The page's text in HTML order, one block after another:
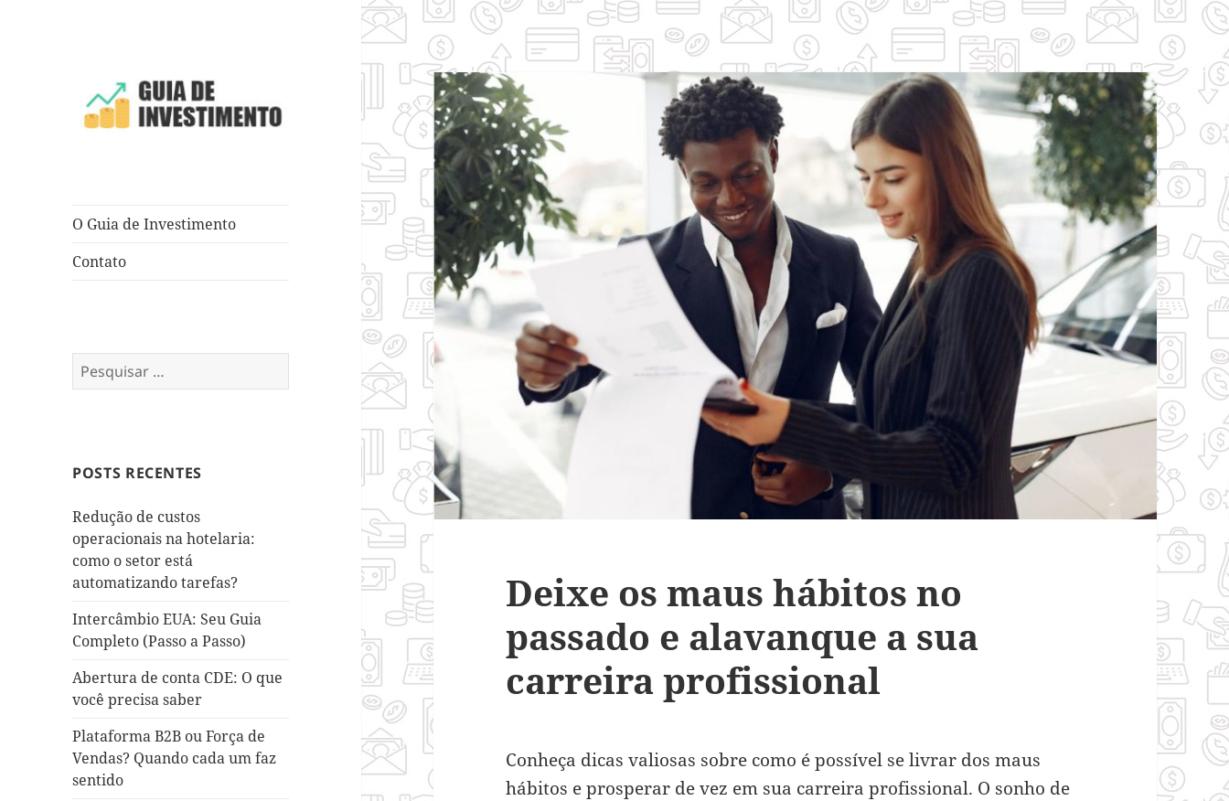
O Guia de Investimento
Contato
Pesquisar
por:
POSTS RECENTES
Redução de custos
operacionais na hotelaria:
como o setor está
automatizando tarefas?
Intercâmbio EUA: Seu Guia
Completo (Passo a Passo)
Abertura de conta CDE: O que
você precisa saber
Plataforma B2B ou Força de
Vendas? Quando cada um faz
sentido
Deixe os maus hábitos no
passado e alavanque a sua
carreira profissional
Conheça dicas valiosas sobre como é possível se livrar dos maus
hábitos e prosperar de vez em sua carreira profissional. O sonho de